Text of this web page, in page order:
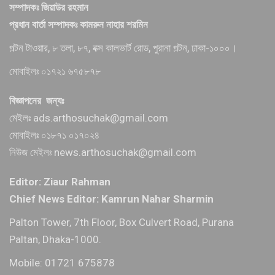
সম্পাদকঃ জিয়াউর রহমান
প্রধান বার্তা সম্পাদকঃ কামরুন নাহার শরমিন
পল্টন টাওয়ার, ৮ তলা, ৮৭, বক্স কালভার্ট রোড, পুরানা পল্টন, ঢাকা-১০০০।
মোবাইলঃ ০১৭২১ ৬৭৫৮৭৮
বিজ্ঞাপনের জন্যঃ
মেইলঃ ads.arthosuchak@gmail.com
মোবাইলঃ ০১৮৭১ ০১৭০২৪
নিউজ মেইলঃ news.arthosuchak@gmail.com
Editor: Ziaur Rahman
Chief News Editor: Kamrun Nahar Sharmin
Palton Tower, 7th Floor, Box Culvert Road, Purana
Paltan, Dhaka-1000.
Mobile: 01721 675878